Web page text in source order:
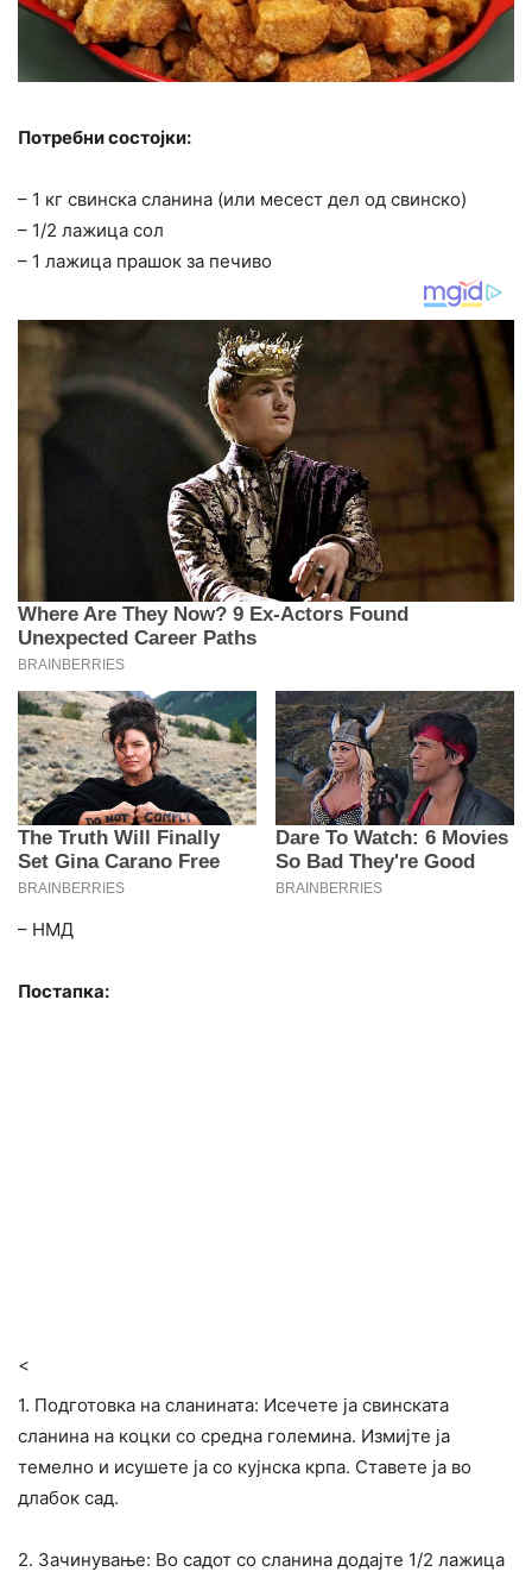
Потребни состојки:
– 1 кг свинска сланина (или месест дел од свинско)
– 1/2 лажица сол
– 1 лажица прашок за печиво
– НМД
Постапка:
<
1. Подготовка на сланината: Исечете ја свинската
сланина на коцки со средна големина. Измијте ја
темелно и исушете ја со кујнска крпа. Ставете ја во
длабок сад.
2. Зачинување: Во садот со сланина додајте 1/2 лажица